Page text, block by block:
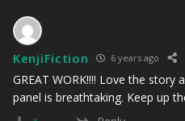
KenjiFiction 6 years ago
GREAT WORK!!!! Love the story
panel is breathtaking. Keep up